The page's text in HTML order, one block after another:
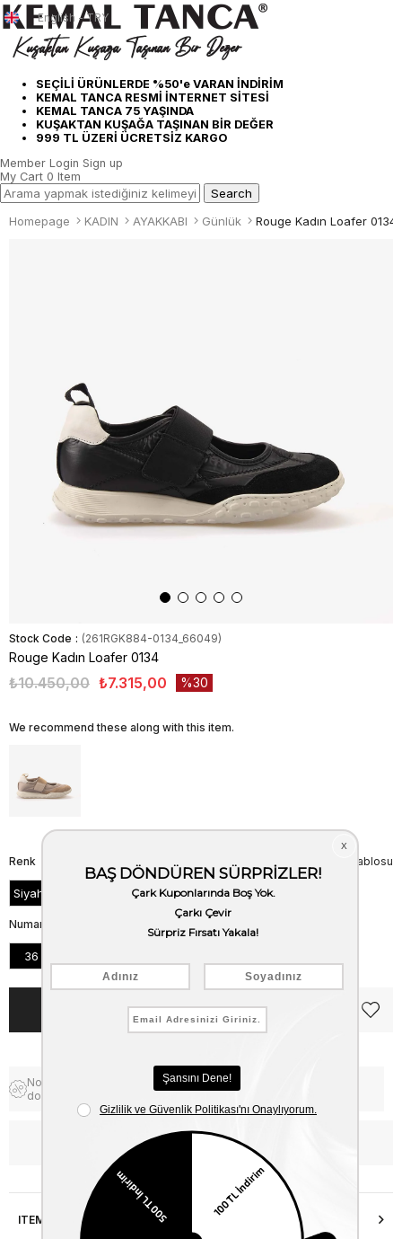
SEÇİLİ ÜRÜNLERDE %50'e VARAN İNDİRİM
KEMAL TANCA RESMİ İNTERNET SİTESİ
KEMAL TANCA 75 YAŞINDA
KUŞAKTAN KUŞAĞA TAŞINAN BİR DEĞER
999 TL ÜZERİ ÜCRETSİZ KARGO
English - TRY
Member Login Sign up
My Cart 0 Item
Homepage KADIN AYAKKABI Günlük Rouge Kadın Loafer 0134
Stock Code (261RGK884-0134_66049)
Rouge Kadın Loafer 0134
₺10.450,00 ₺7.315,00 30
We recommend these along with this item.
Beden Tablosu
Renk
Siyah Süet
Numara
36
Notify me when the price goes
down
WhatsApp’tan Bilgi Al
ITEM FEATURES